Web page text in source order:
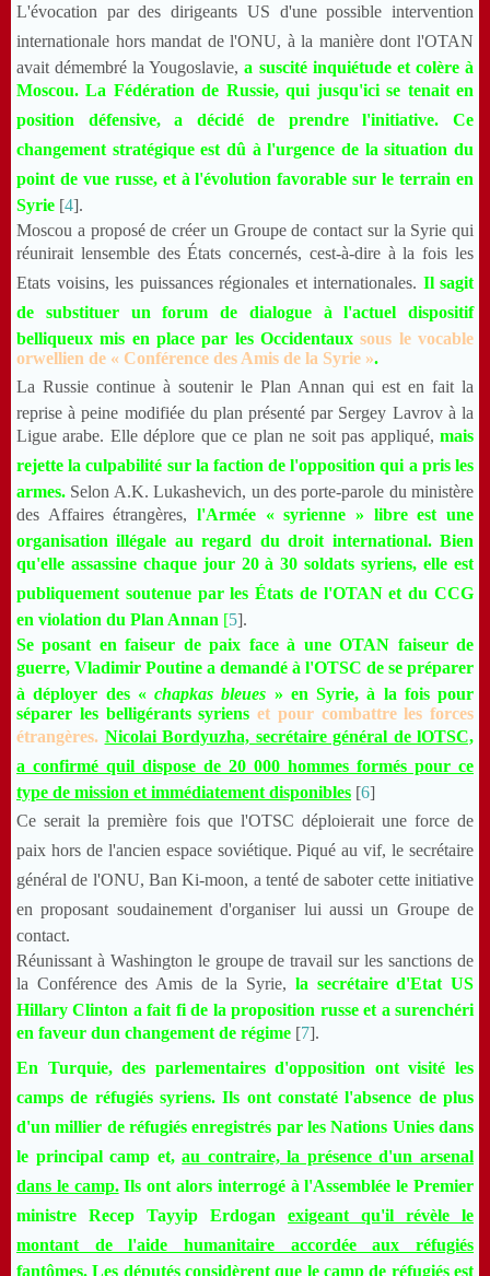
L'évocation par des dirigeants US d'une possible intervention
internationale hors mandat de l'ONU, à la manière dont l'OTAN
avait démembré la Yougoslavie, a suscité inquiétude et colère à
Moscou. La Fédération de Russie, qui jusqu'ici se tenait en
position défensive, a décidé de prendre l'initiative. Ce
changement stratégique est dû à l'urgence de la situation du
point de vue russe, et à l'évolution favorable sur le terrain en
Syrie [4].
Moscou a proposé de créer un Groupe de contact sur la Syrie qui
réunirait lensemble des États concernés, cest-à-dire à la fois les
Etats voisins, les puissances régionales et internationales. Il sagit
de substituer un forum de dialogue à l'actuel dispositif
belliqueux mis en place par les Occidentauxsous le vocable
orwellien de « Conférence des Amis de la Syrie ».
La Russie continue à soutenir le Plan Annan qui est en fait la
reprise à peine modifiée du plan présenté par Sergey Lavrov à la
Ligue arabe. Elle déplore que ce plan ne soit pas appliqué, mais
rejette la culpabilité sur la faction de l'opposition qui a pris les
armes. Selon A.K. Lukashevich, un des porte-parole du ministère
des Affaires étrangères, l'Armée « syrienne » libre est une
organisation illégale au regard du droit international. Bien
qu'elle assassine chaque jour 20 à 30 soldats syriens, elle est
publiquement soutenue par les États de l'OTAN et du CCG
en violation du Plan Annan [5].
Se posant en faiseur de paix face à une OTAN faiseur de
guerre, Vladimir Poutine a demandé à l'OTSC de se préparer
à déployer des « chapkas bleues » en Syrie, à la fois pour
séparer les belligérants syriens et pour combattre les forces
étrangères. Nicolai Bordyuzha, secrétaire général de lOTSC,
a confirmé quil dispose de 20 000 hommes formés pour ce
type de mission et immédiatement disponibles [6]
Ce serait la première fois que l'OTSC déploierait une force de
paix hors de l'ancien espace soviétique. Piqué au vif, le secrétaire
général de l'ONU, Ban Ki-moon, a tenté de saboter cette initiative
en proposant soudainement d'organiser lui aussi un Groupe de
contact.
Réunissant à Washington le groupe de travail sur les sanctions de
la Conférence des Amis de la Syrie, la secrétaire d'Etat US
Hillary Clinton a fait fi de la proposition russe et a surenchéri
en faveur dun changement de régime [7].
En Turquie, des parlementaires d'opposition ont visité les
camps de réfugiés syriens. Ils ont constaté l'absence de plus
d'un millier de réfugiés enregistrés par les Nations Unies dans
le principal camp et,au contraire, la présence d'un arsenal
dans le camp.Ils ont alors interrogé à l'Assemblée le Premier
ministre Recep Tayyip Erdogan exigeant qu'il révèle le
montant de l'aide humanitaire accordée aux réfugiés
fantômes. Les députés considèrent que le camp de réfugiés est